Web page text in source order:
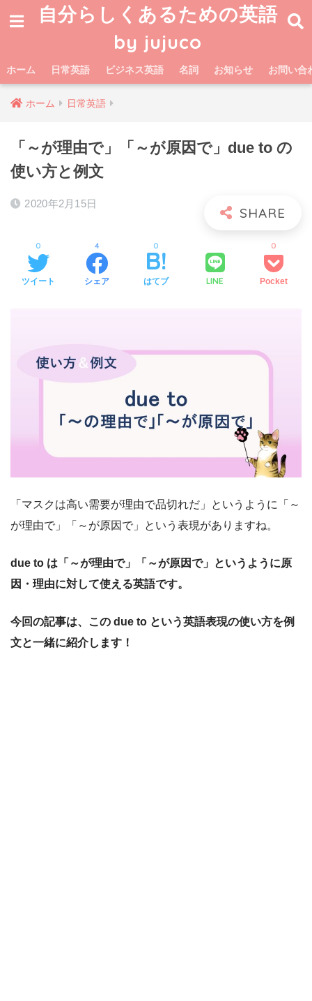
自分らしくあるための英語
by jujuco
ホーム 日常英語 ビジネス英語 名詞 お知らせ お問い合
ホーム 日常英語
「～が理由で」「～が原因で」due to の
使い方と例文
2020年2月15日
ツイート
0
シェア
4
はてブ
0
LINE Pocket
0
「マスクは高い需要が理由で品切れだ」というように「～
が理由で」「～が原因で」という表現がありますね。
due to は「～が理由で」「～が原因で」というように原
因・理由に対して使える英語です。
今回の記事は、こ の due to という英語表現の使い方を例
文と一緒に紹介します！